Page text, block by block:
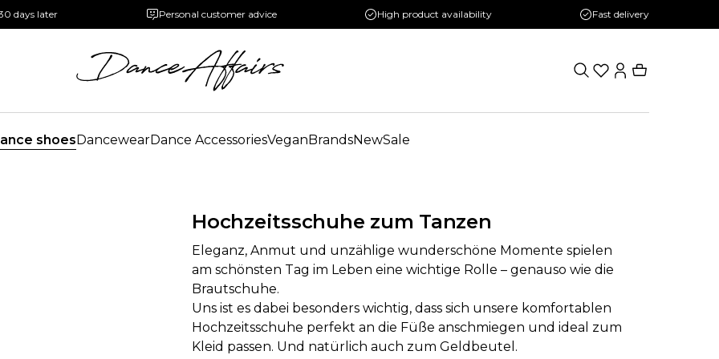
days later Personal customer advice High product availability Fast delivery
shoesDancewearDance AccessoriesVeganBrandsNewSale
Hochzeitsschuhe zum Tanzen
Eleganz, Anmut und unzählige wunderschöne Momente spielen
am schönsten Tag im Leben eine wichtige Rolle – genauso wie die
Brautschuhe.
Uns ist es dabei besonders wichtig, dass sich unsere komfortablen
Hochzeitsschuhe perfekt an die Füße anschmiegen und ideal zum
Kleid passen. Und natürlich auch zum Geldbeutel.